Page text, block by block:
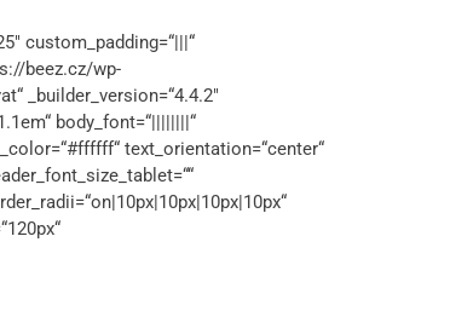
custom_padding=“|||“
beez.cz/wp-
_builder_version=“4.4.2″
body_font=“||||||||“
text_orientation=“center“